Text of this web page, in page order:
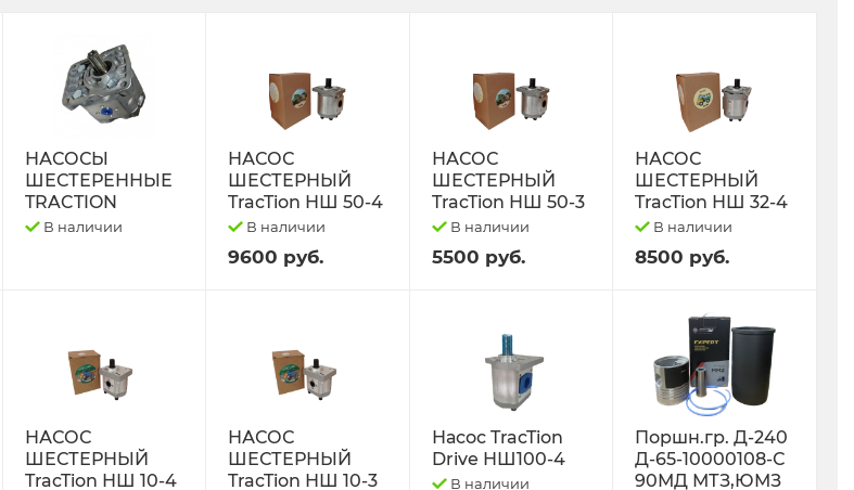
НАСОСЫ
ШЕСТЕРЕННЫЕ
TRACTION
В наличии
НАСОС
ШЕСТЕРНЫЙ
TracTion НШ 50-4
В наличии
9600 руб.
НАСОС
ШЕСТЕРНЫЙ
TracTion НШ 50-3
В наличии
5500 руб.
НАСОС
ШЕСТЕРНЫЙ
TracTion НШ 32-4
В наличии
8500 руб.
НАСОС
ШЕСТЕРНЫЙ
TracTion НШ 10-4
НАСОС
ШЕСТЕРНЫЙ
TracTion НШ 10-3
Насос TracTion
Drive НШ100-4
В наличии
Поршн.гр. Д-240
Д-65-10000108-С
90МД МТЗ,ЮМЗ